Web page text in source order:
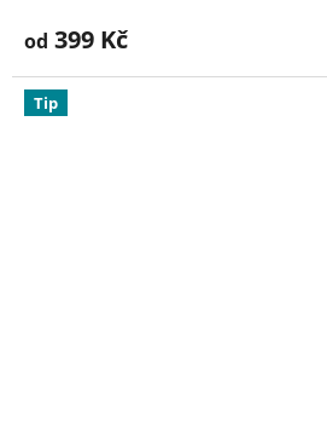
produktu
3,9
od 399 Kč
Tip